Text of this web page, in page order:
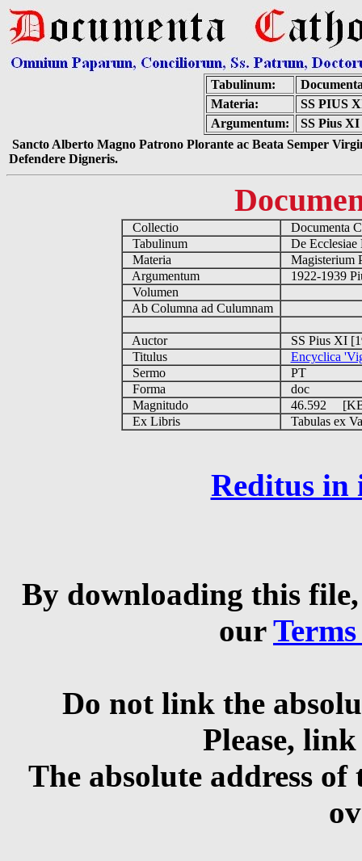
Tabulinum:
Materia:
SS PIUS
Argumentum:
SS Pius
Sancto Alberto Magno Patrono Plorante ac Beata Semper
Defendere Digneris.
Collectio
Documenta
Tabulinum
De
Materia
Magisterium
Argumentum
1922-1939
Volumen
Ab Columna ad Culumnam
Auctor
SS Pius XI
Titulus
Encyclica
Sermo
PT
Forma
doc
Magnitudo
46.592
Ex Libris
Tabulas ex
Reditus in
By downloading this
our
Do not link the
Please,
The absolute address